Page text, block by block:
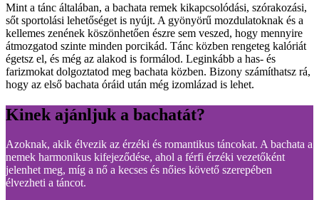
Mint a tánc általában, a bachata remek kikapcsolódási, szórakozási,
sőt sportolási lehetőséget is nyújt. A gyönyörű mozdulatoknak és a
kellemes zenének köszönhetően észre sem veszed, hogy mennyire
átmozgatod szinte minden porcikád. Tánc közben rengeteg kalóriát
égetsz el, és még az alakod is formálod. Leginkább a has- és
farizmokat dolgoztatod meg bachata közben. Bizony számíthatsz rá,
hogy az első bachata óráid után még izomlázad is lehet.
Kinek ajánljuk a bachatát?
Azoknak, akik élvezik az érzéki és romantikus táncokat. A bachata a
nemek harmonikus kifejeződése, ahol a férfi érzéki vezetőként
jelenhet meg, míg a nő a kecses és nőies követő szerepében
élvezheti a táncot.